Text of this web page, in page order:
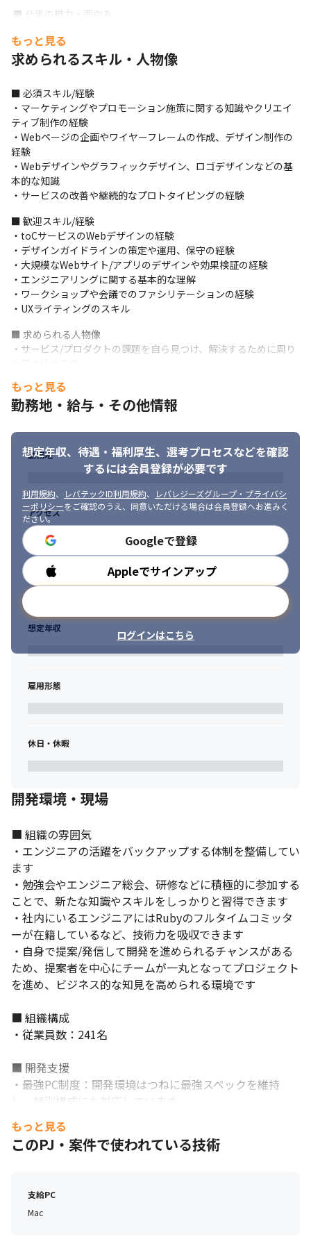
1,200万人を超える『マネーフォワード ME』のコミュニケーショ
ン基盤をデザインできます
結させることができます
・事業会社の顔となるブランドづくりに携われます
チームワークを大切にしています。
もっと見る
求められるスキル・人物像
■ 必須スキル/経験
・マーケティングやプロモーション施策に関する知識やクリエイ
ティブ制作の経験
・Webページの企画やワイヤーフレームの作成、デザイン制作の
経験
・Webデザインやグラフィックデザイン、ロゴデザインなどの基
本的な知識
・サービスの改善や継続的なプロトタイピングの経験
■ 歓迎スキル/経験
・toCサービスのWebデザインの経験
・デザインガイドラインの策定や運用、保守の経験
・大規模なWebサイト/アプリのデザインや効果検証の経験
・エンジニアリングに関する基本的な理解
・ワークショップや会議でのファシリテーションの経験
・UXライティングのスキル
■ 求められる人物像
・サービス/プロダクトの課題を自ら見つけ、解決するために周り
発ができる方
・ユーザー視点とビジネス視点を考慮しながら、より良いアウト
・マネーフォワードのMission/Vision/Valueに共感できる方
もっと見る
勤務地・給与・その他情報
想定年収、待遇・福利厚生、 選考プロセスなどを確認
するには会員登録が必要です
利用規約、 レバテックID利用規約、
レバレジーズグループ・プライバシ
ーポリシーをご確認のうえ、同意いただける場合は会員登録へお進みく
ださい。
Googleで登録
Appleでサインアップ
ログインはこちら
勤務地
アクセス
勤務時間
想定年収
雇用形態
休日・休暇
開発環境・現場
■ 組織の雰囲気
・エンジニアの活躍をバックアップする体制を整備してい
ます
・勉強会やエンジニア総会、研修などに積極的に参加する
ことで、新たな知識やスキルをしっかりと習得できます
・社内にいるエンジニアにはRubyのフルタイムコミッタ
ーが在籍しているなど、技術力を吸収できます
・自身で提案/発信して開発を進められるチャンスがある
ため、提案者を中心にチームが一丸となってプロジェクト
を進め、ビジネス的な知見を高められる環境です
■ 組織構成
・従業員数：241名
■ 開発支援
・最強PC制度：開発環境はつねに最強スペックを維持
し、特別構成にも対応しています
・快適開発環境支援：ディスプレイやマウスから、アーム
レストや腰痛防止クッションまで、開発生産性を上げるた
めの備品を会社費用で購入できます
・リファラルドリブン：採用会食費を会社が負担し、リフ
ァラル謝礼金も支給します
もっと見る
このPJ・案件で使われている技術
支給PC
Mac